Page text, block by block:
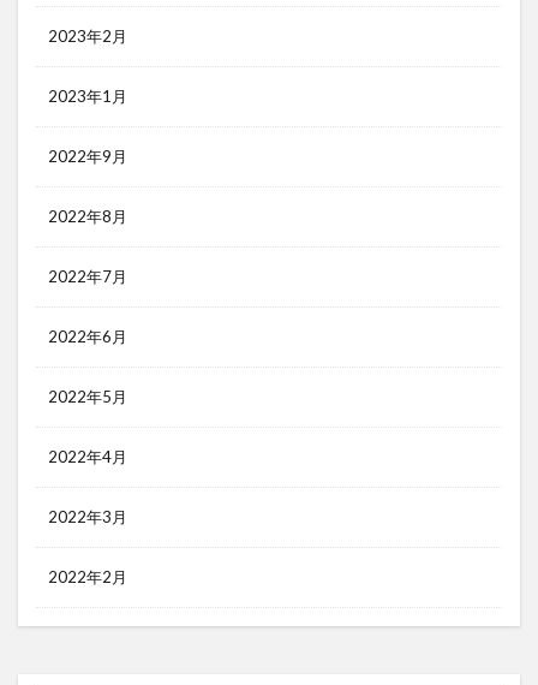
2023年2月
2023年1月
2022年9月
2022年8月
2022年7月
2022年6月
2022年5月
2022年4月
2022年3月
2022年2月